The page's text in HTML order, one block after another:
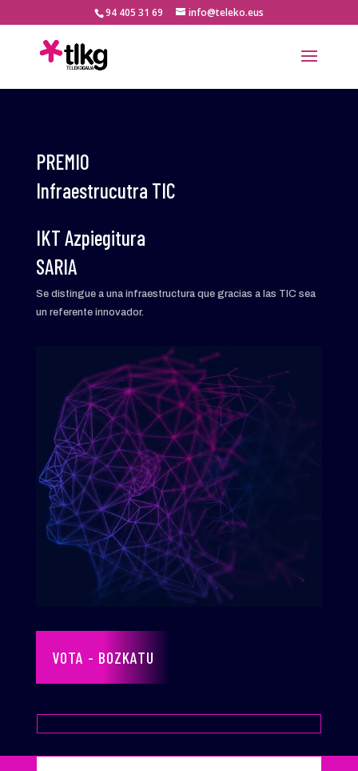
94 405 31 69 info@teleko.eus
PREMIO
Infraestrucutra TIC
IKT Azpiegitura
SARIA
Se distingue a una infraestructura que gracias a las TIC sea
un referente innovador.
VOTA - BOZKATU